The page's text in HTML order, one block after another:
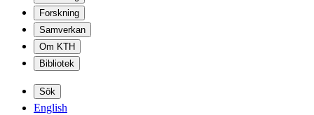
Forskning
Samverkan
Om KTH
Bibliotek
Sök
English